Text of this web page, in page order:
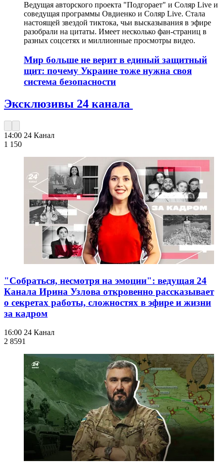
Ведущая авторского проекта "Подгорает" и Соляр Live и
соведущая программы Овдиенко и Соляр Live. Стала
настоящей звездой тиктока, чьи высказывания в эфире
разобрали на цитаты. Имеет несколько фан-страниц в
разных соцсетях и миллионные просмотры видео.
Мир больше не верит в единый защитный
щит: почему Украине тоже нужна своя
система безопасности
Эксклюзивы 24 канала
14:00 24 Канал
1 150
"Собраться, несмотря на эмоции": ведущая 24
Канала Ирина Узлова откровенно рассказывает
о секретах работы, сложностях в эфире и жизни
за кадром
16:00 24 Канал
2 8591